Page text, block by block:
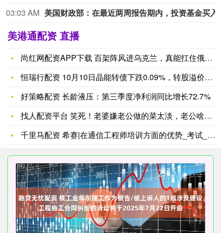
03:03 AM
美港通配资 直播
尚红网配资APP下载 百架阵风进乌克兰，真能扛住俄战机？怕是
恒瑞行配资 10月10日晶能转债下跌0.09%，转股溢价率1
好策略配资 长龄液压：第三季度净利润同比增长72.7%
找人配资平台 笑死！老婆嫌老公做的菜太淡，老公啥料都不放让老
千里马配资 希赛|在通信工程师培训方面的优势_考试_课程_真